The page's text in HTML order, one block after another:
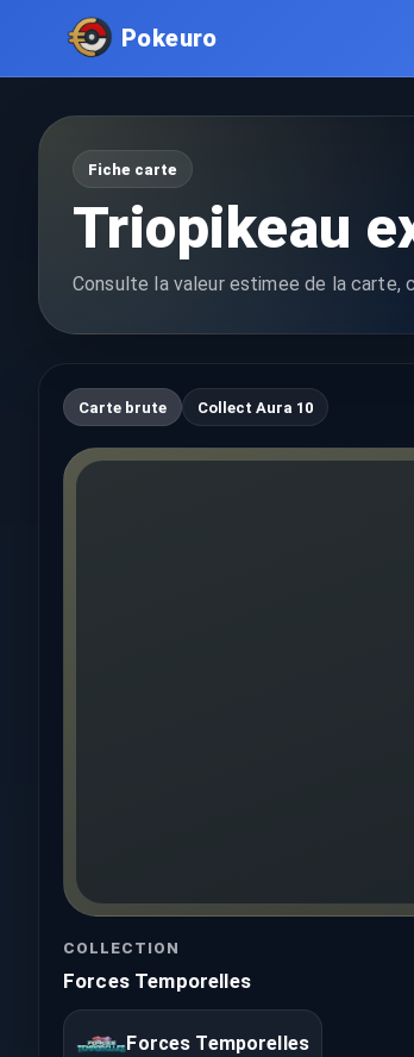
Pokeuro
Fiche carte
Triopikeau
Consulte la valeur estimee de la carte,
Carte brute Collect Aura 10
COLLECTION
Forces Temporelles
Forces Temporelles